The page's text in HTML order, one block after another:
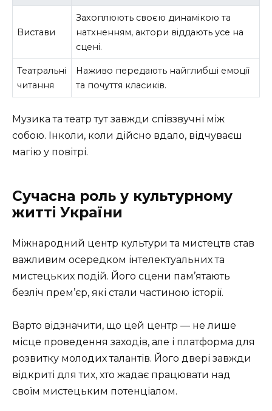
Вистави
Захоплюють своєю динамікою та
натхненням, актори віддають усе на
сцені.
Театральні
читання
Наживо передають найглибші емоції
та почуття класиків.
Музика та театр тут завжди співзвучні між
собою. Інколи, коли дійсно вдало, відчуваєш
магію у повітрі.
Сучасна роль у культурному
житті України
Міжнародний центр культури та мистецтв став
важливим осередком інтелектуальних та
мистецьких подій. Його сцени пам’ятають
безліч прем’єр, які стали частиною історії.
Варто відзначити, що цей центр — не лише
місце проведення заходів, але і платформа для
розвитку молодих талантів. Його двері завжди
відкриті для тих, хто жадає працювати над
своїм мистецьким потенціалом.